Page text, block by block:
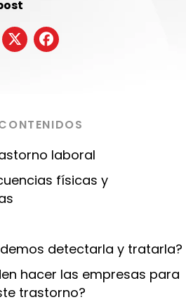
laboral
físicas y
detectarla y tratarla?
hacer las empresas para
trastorno?